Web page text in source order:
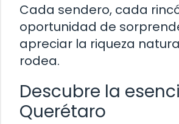
Cada sendero, cada
oportunidad de
apreciar la riqueza
rodea.
Descubre la
Querétaro